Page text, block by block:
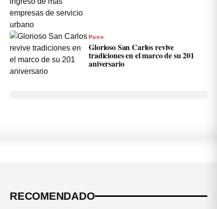
Puno
Glorioso San Carlos revive
tradiciones en el marco de su 201
aniversario
RECOMENDADO